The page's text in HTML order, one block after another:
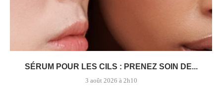
SÉRUM POUR LES CILS : PRENEZ SOIN DE...
3 août 2026 à 2h10